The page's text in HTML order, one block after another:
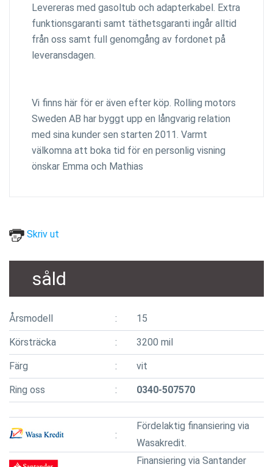
Levereras med gasoltub och adapterkabel. Extra
funktionsgaranti samt täthetsgaranti ingår alltid
från oss samt full genomgång av fordonet på
leveransdagen.
Vi finns här för er även efter köp. Rolling motors
Sweden AB har byggt upp en långvarig relation
med sina kunder sen starten 2011. Varmt
välkomna att boka tid för en personlig visning
önskar Emma och Mathias
Skriv ut
såld
Årsmodell 15
Körsträcka 3200 mil
Färg vit
Ring oss 0340-507570
Fördelaktig finansiering via
Wasakredit.
Finansiering via Santander